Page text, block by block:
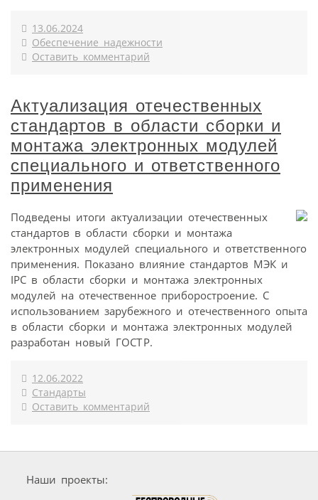
13.06.2024
Обеспечение надежности
Оставить комментарий
Актуализация отечественных
стандартов в области сборки и
монтажа электронных модулей
специального и ответственного
применения
Подведены итоги актуализации отечественных
стандартов в области сборки и монтажа
электронных модулей специального и ответственного
применения. Показано влияние стандартов МЭК и
IPC в области сборки и монтажа электронных
модулей на отечественное приборостроение. С
использованием зарубежного и отечественного опыта
в области сборки и монтажа электронных модулей
разработан новый ГОСТ Р.
12.06.2022
Стандарты
Оставить комментарий
Наши проекты: